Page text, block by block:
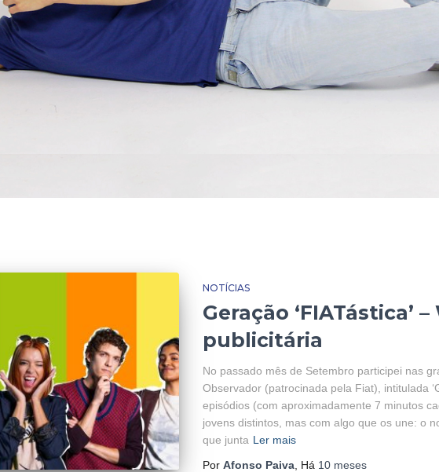
NOTÍCIAS
Geração ‘FIATástica’
publicitária
No passado mês de Setembro participei nas
Observador (patrocinada pela Fiat), intitulada
episódios (com aproximadamente 7 minutos
jovens distintos, mas com algo que os une: o
que junta Ler mais
Por Afonso Paiva, Há 10 meses